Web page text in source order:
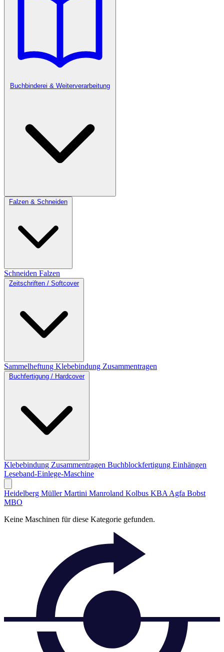
Buchbinderei & Weiterverarbeitung
Falzen & Schneiden
Schneiden Falzen
Zeitschriften / Softcover
Sammelheftung Klebebindung Zusammentragen
Buchfertigung / Hardcover
Klebebindung Zusammentragen Buchblockfertigung Einhängen
Leseband-Einlege-Maschine
Heidelberg Müller Martini Manroland Kolbus KBA Agfa Bobst
MBO
Keine Maschinen für diese Kategorie gefunden.